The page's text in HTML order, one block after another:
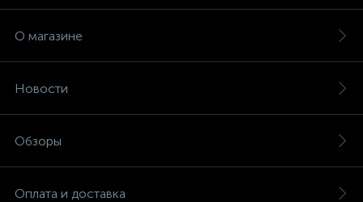
О магазине
Новости
Обзоры
Оплата и доставка